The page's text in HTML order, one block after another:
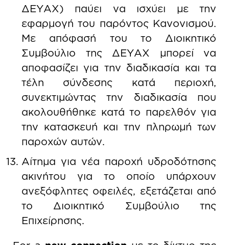
ΔΕΥΑΧ) παύει να ισχύει με την
εφαρμογή του παρόντος Κανονισμού.
Με απόφασή του το Διοικητικό
Συμβούλιο της ΔΕΥΑΧ μπορεί να
αποφασίζει για την διαδικασία και τα
τέλη σύνδεσης κατά περιοχή,
συνεκτιμώντας την διαδικασία που
ακολουθήθηκε κατά το παρελθόν για
την κατασκευή και την πληρωμή των
παροχών αυτών.
Αίτημα για νέα παροχή υδροδότησης
ακινήτου για το οποίο υπάρχουν
ανεξόφλητες οφειλές, εξετάζεται από
το Διοικητικό Συμβούλιο της
Επιχείρησης.